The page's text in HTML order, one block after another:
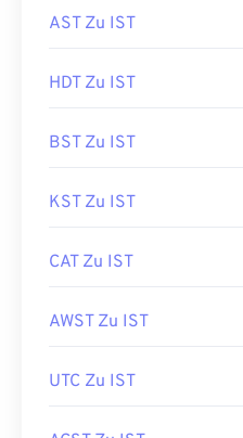
AST Zu IST
HDT Zu IST
BST Zu IST
KST Zu IST
CAT Zu IST
AWST Zu IST
UTC Zu IST